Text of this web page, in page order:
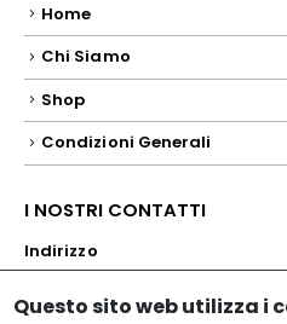
Home
Chi Siamo
Shop
Condizioni Generali
I NOSTRI CONTATTI
Indirizzo
Via dello Statuto, 25/r, 50129
Questo sito web utilizza i